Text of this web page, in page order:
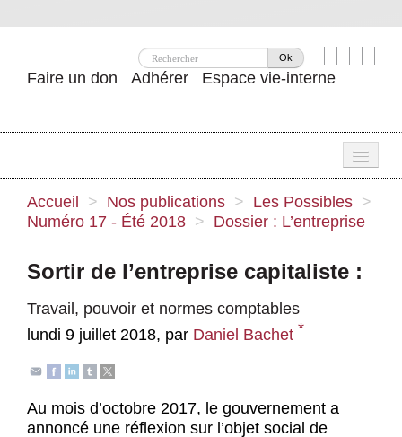
Ok
Faire un don Adhérer Espace vie-interne
Attac ?
Nos idées
Se mobiliser
Publications
Agenda
Actus et médias
Accueil > Nos publications > Les Possibles >
Numéro 17 - Été 2018 > Dossier : L’entreprise
Sortir de l’entreprise capitaliste :
Travail, pouvoir et normes comptables
lundi 9 juillet 2018, par Daniel Bachet *
Au mois d’octobre 2017, le gouvernement a
annoncé une réflexion sur l’objet social de